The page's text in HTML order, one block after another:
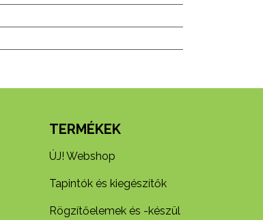
TERMÉKEK
ÚJ! Webshop
Tapintók és kiegészítők
Rögzítőelemek és -készül​